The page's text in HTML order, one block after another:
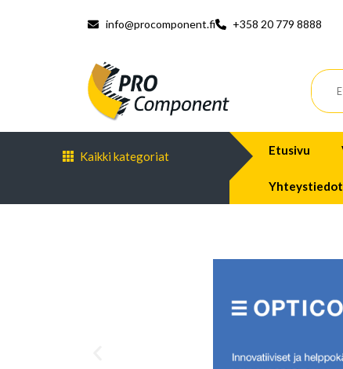
info@procomponent.fi +358 20 779 8888
Kaikki kategoriat Etusivu
Yhteystiedot